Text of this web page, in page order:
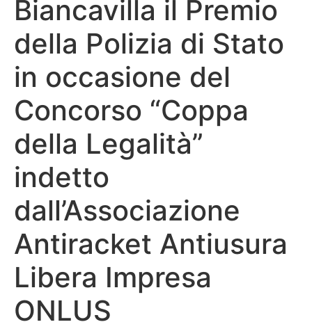
Biancavilla il Premio
della Polizia di Stato
in occasione del
Concorso “Coppa
della Legalità”
indetto
dall’Associazione
Antiracket Antiusura
Libera Impresa
ONLUS